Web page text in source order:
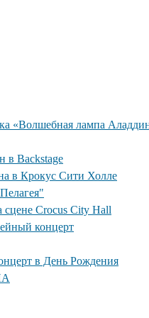
«Волшебная лампа
в Backstage
в Крокус Сити Холле
Crocus City Hall
концерт
в День Рождения